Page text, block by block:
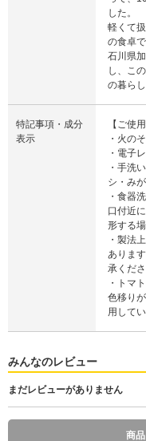
した。
軽くて
の食卓
石川県
し、こ
の暮ら
特記事項・成分
表示
【ご使
・火の
・電子
・手洗
シ・み
・食器
口付近
形する
・製法
ありま
承くださ
・トマ
色移り
用して
みんなのレビュー
まだレビューがありません
商